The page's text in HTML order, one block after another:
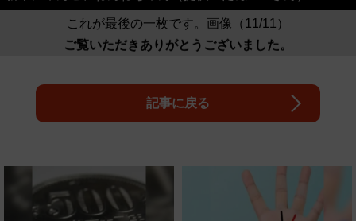
これが最後の一枚です。画像（11/11）
ご覧いただきありがとうございました。
記事に戻る